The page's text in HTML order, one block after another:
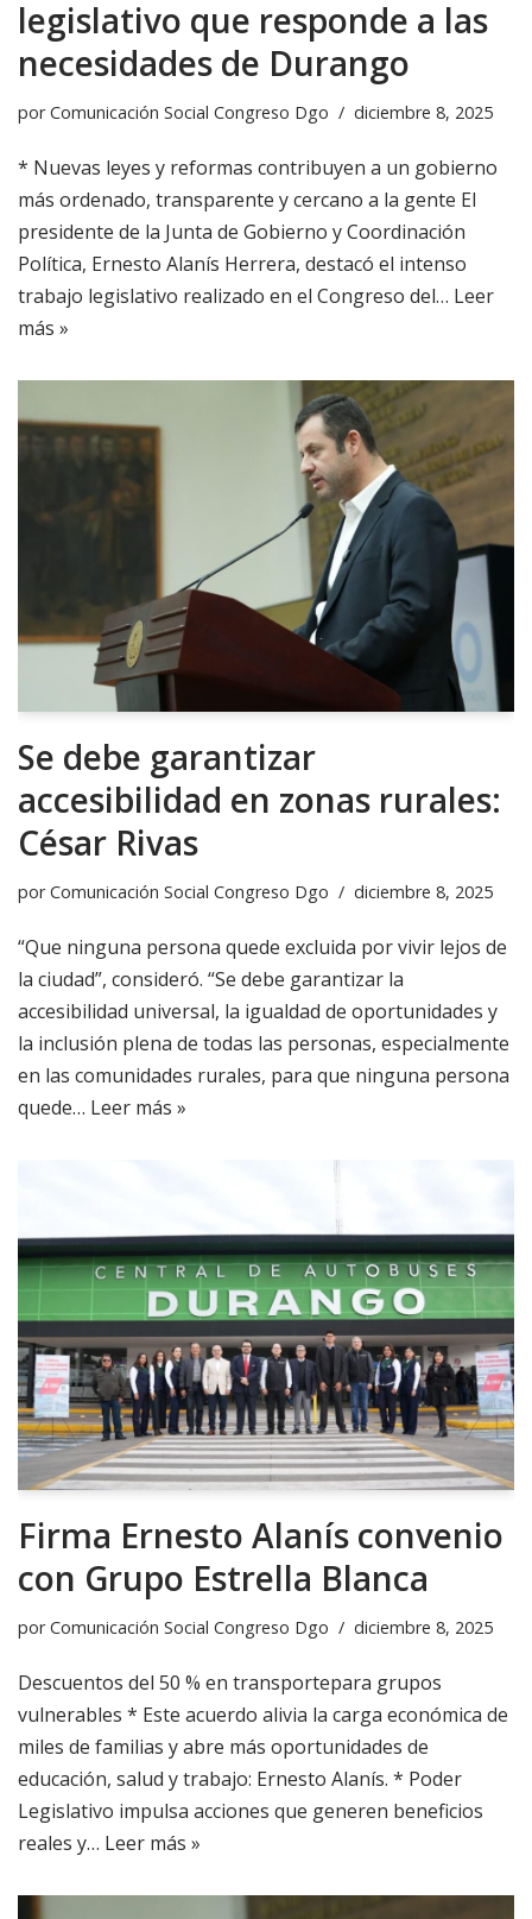
legislativo que responde a las
necesidades de Durango
porComunicación Social Congreso Dgo diciembre 8, 2025
* Nuevas leyes y reformas contribuyen a un gobierno
más ordenado, transparente y cercano a la gente El
presidente de la Junta de Gobierno y Coordinación
Política, Ernesto Alanís Herrera, destacó el intenso
trabajo legislativo realizado en el Congreso del… Leer
más »
Se debe garantizar
accesibilidad en zonas rurales:
César Rivas
porComunicación Social Congreso Dgo diciembre 8, 2025
“Que ninguna persona quede excluida por vivir lejos de
la ciudad”, consideró. “Se debe garantizar la
accesibilidad universal, la igualdad de oportunidades y
la inclusión plena de todas las personas, especialmente
en las comunidades rurales, para que ninguna persona
quede… Leer más »
Firma Ernesto Alanís convenio
con Grupo Estrella Blanca
porComunicación Social Congreso Dgo diciembre 8, 2025
Descuentos del 50 % en transportepara grupos
vulnerables * Este acuerdo alivia la carga económica de
miles de familias y abre más oportunidades de
educación, salud y trabajo: Ernesto Alanís. * Poder
Legislativo impulsa acciones que generen beneficios
reales y… Leer más »